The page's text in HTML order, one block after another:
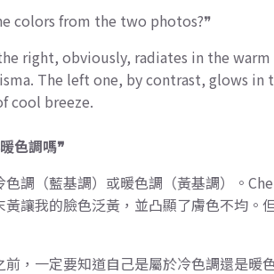
colors from the two photos?❞
right, obviously, radiates in the
The left one, by contrast, glows in
cool breeze.
色調嗎❞
調（藍基調）或暖色調（黃基調）。
讓我的臉色泛黃，並凸顯了膚色不均。
，一定要知道自己是屬於冷色調還是暖